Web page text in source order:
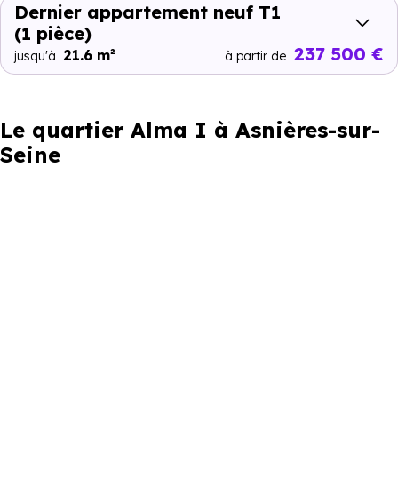
Dernier appartement neuf T1
(1 pièce)
jusqu'à 21.6 m² à partir de 237 500 €
Le quartier Alma I à Asnières-sur-
Seine